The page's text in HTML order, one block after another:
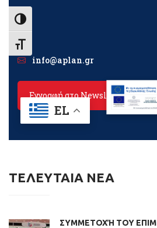
ΤΕΛΕΥΤΑΙΑ ΝΕΑ
ΣΥΜΜΕΤΟΧΉ ΤΟΥ